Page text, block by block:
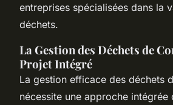
entreprises spécialisées dans la
déchets.
La Gestion des Déchets de
Projet Intégré
La gestion efficace des déchets
nécessite une approche intégrée